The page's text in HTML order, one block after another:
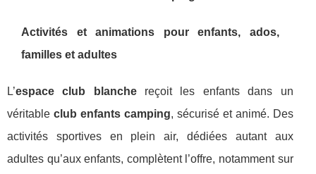
Activités et animations pour enfants, ados,
familles et adultes
L’espace club blanchereçoit les enfants dans un
véritable club enfants camping, sécurisé et animé. Des
activités sportives en plein air, dédiées autant aux
adultes qu’aux enfants, complètent l’offre, notamment sur